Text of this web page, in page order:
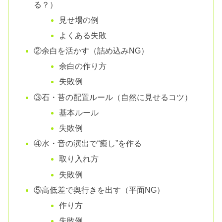
る？）
見せ場の例
よくある失敗
②余白を活かす（詰め込みNG）
余白の作り方
失敗例
③石・苔の配置ルール（自然に見せるコツ）
基本ルール
失敗例
④水・音の演出で“癒し”を作る
取り入れ方
失敗例
⑤高低差で奥行きを出す（平面NG）
作り方